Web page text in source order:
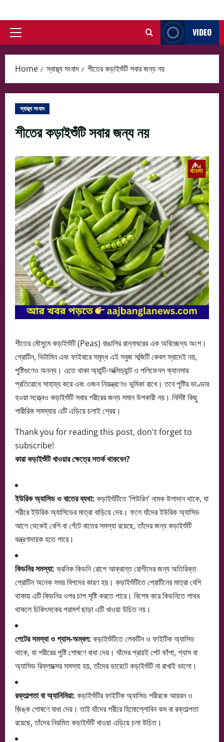
to
contentPrimary
VIDEO
Home স্বাস্থ্য সংবাদ শীতের কড়াইশুঁটি সবার জন্য নয়
স্বাস্থ্য সংবাদ
শীতের কড়াইশুঁটি সবার জন্য নয়
শীতের মৌসুমে কড়াইশুঁটি (Peas) বাঙালির রান্নাঘরের এক অবিচ্ছেদ্য অংশ।
প্রোটিন, ভিটামিন এবং ফাইবারে সমৃদ্ধ এই সবুজ সব্জিটি কেবল স্বাদেই নয়,
পুষ্টিগুণেও অনন্য। এতে থাকা অ্যান্টি-অক্সিড্যান্ট ও পলিফেনল ক্যানসার
প্রতিরোধে সাহায্য করে এবং ওজন নিয়ন্ত্রণেও ভূমিকা রাখে। তবে পুষ্টির ভাণ্ডার
হওয়া সত্ত্বেও কড়াইশুঁটি সবার শরীরের জন্য সমান উপকারী নয়। নির্দিষ্ট কিছু
শারীরিক সমস্যায় এটি এড়িয়ে চলাই শ্রেয়।
Thank you for reading this post, don't forget to
subscribe!
কারা কড়াইশুঁটি খাওয়ার ক্ষেত্রে সতর্ক থাকবেন?
ইউরিক অ্যাসিড ও বাতের ব্যথা: কড়াইশুঁটিতে ‘পিউরিন’ নামক উপাদান থাকে, যা
শরীরে ইউরিক অ্যাসিডের মাত্রা বাড়িয়ে দেয়। ফলে যাঁদের ইউরিক অ্যাসিড
আগে থেকেই বেশি বা গেঁটে বাতের সমস্যা রয়েছে, তাঁদের জন্য কড়াইশুঁটি
যন্ত্রণাদায়ক হতে পারে।
কিডনির সমস্যা:ক্রনিক কিডনি রোগে আক্রান্ত রোগীদের জন্য অতিরিক্ত
প্রোটিন অনেক সময় বিপদের কারণ হয়। কড়াইশুঁটিতে প্রোটিনের মাত্রা বেশি
থাকায় এটি কিডনির ওপর চাপ সৃষ্টি করতে পারে। বিশেষ করে কিডনিতে পাথর
থাকলে চিকিৎসকের পরামর্শ ছাড়া এটি খাওয়া উচিত নয়।
পেটের সমস্যা ও গ্যাস-অম্বল: কড়াইশুঁটিতে লেকটিন ও ফাইটিক অ্যাসিড
থাকে, যা শরীরের পুষ্টি শোষণে বাধা দেয়। যাঁদের প্রায়ই পেট ফাঁপা, গ্যাস বা
অ্যাসিড রিফ্লাক্সের সমস্যা হয়, তাঁদের ডায়েটে কড়াইশুঁটি না রাখাই ভালো।
রক্তাল্পতা বা অ্যানিমিয়া: কড়াইশুঁটির ফাইটিক অ্যাসিড শরীরকে আয়রন ও
জ়িঙ্ক শোষণে বাধা দেয়। তাই যাঁদের শরীরে হিমোগ্লোবিন কম বা রক্তাল্পতা
রয়েছে, তাঁদের নিয়মিত কড়াইশুঁটি খাওয়া এড়িয়ে চলা উচিত।